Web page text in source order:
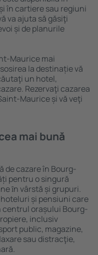
în cartiere sau regiuni
va ajuta să găsiţi
și de planurile
Maurice mai
la destinație vă
un hotel,
Rezervaţi cazarea
Maurice și vă veţi
mai bună
de cazare în Bourg-
pentru o singură
ȋn vârstă și grupuri.
și pensiuni care
orașului Bourg-
inclusiv
public, magazine,
sau distracţie,